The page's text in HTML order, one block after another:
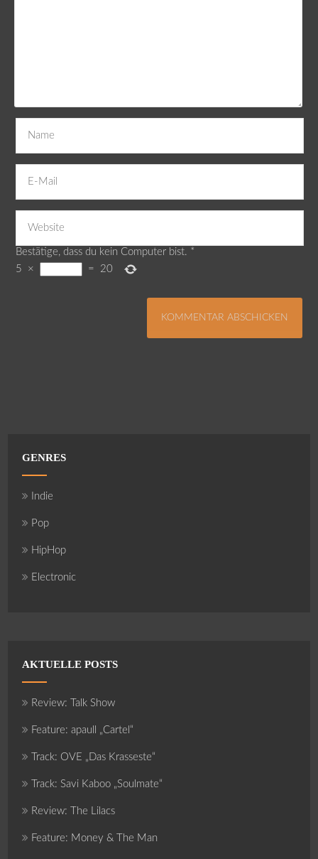
Bestätige, dass du kein Computer bist. *
5
× = 20
GENRES
Indie
Pop
HipHop
Electronic
AKTUELLE POSTS
Review: Talk Show
Feature: apaull „Cartel“
Track: OVE „Das Krasseste“
Track: Savi Kaboo „Soulmate“
Review: The Lilacs
Feature: Money & The Man